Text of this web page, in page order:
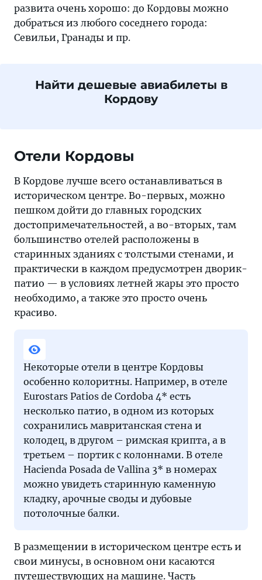
развита очень хорошо: до Кордовы можно
добраться из любого соседнего города:
Севильи, Гранады и пр.
Найти дешевые авиабилеты в
Кордову
Отели Кордовы
В Кордове лучше всего останавливаться в
историческом центре. Во-первых, можно
пешком дойти до главных городских
достопримечательностей, а во-вторых, там
большинство отелей расположены в
старинных зданиях с толстыми стенами, и
практически в каждом предусмотрен дворик-
патио — в условиях летней жары это просто
необходимо, а также это просто очень
красиво.
Некоторые отели в центре Кордовы
особенно колоритны. Например, в отеле
Eurostars Patios de Cordoba 4* есть
несколько патио, в одном из которых
сохранились мавританская стена и
колодец, в другом – римская крипта, а в
третьем – портик с колоннами. В отеле
Hacienda Posada de Vallina 3* в номерах
можно увидеть старинную каменную
кладку, арочные своды и дубовые
потолочные балки.
В размещении в историческом центре есть и
свои минусы, в основном они касаются
путешествующих на машине. Часть